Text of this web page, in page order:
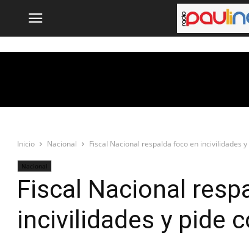
Inicio Nacional Fiscal Nacional respalda foco en incivilidades
Nacional
Fiscal Nacional
incivilidades y pide